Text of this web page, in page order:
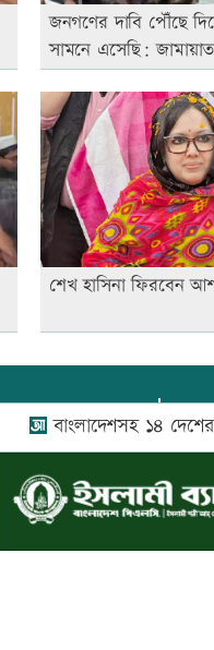
জনগণের দাবি পৌঁছে
সামনে এসেছি:
শেখ হাসিনা ফিরবেন
বাংলাদেশসহ ১৪ দেশের